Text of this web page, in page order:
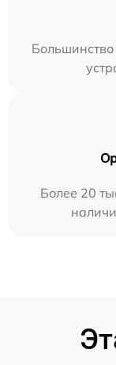
Более 20